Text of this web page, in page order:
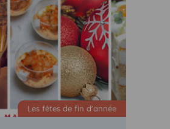
Les fêtes de fin d'année